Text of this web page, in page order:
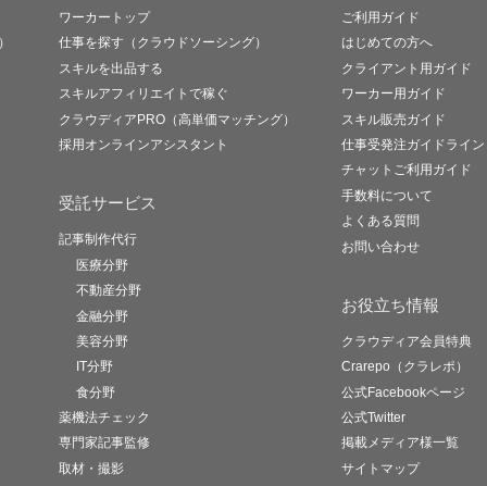
ワーカートップ
仕事を探す（クラウドソーシング）
スキルを出品する
スキルアフィリエイトで稼ぐ
クラウディアPRO（高単価マッチング）
採用オンラインアシスタント
受託サービス
記事制作代行
医療分野
不動産分野
金融分野
美容分野
IT分野
食分野
薬機法チェック
専門家記事監修
取材・撮影
ご利用ガイド
はじめての方へ
クライアント用ガイド
ワーカー用ガイド
スキル販売ガイド
仕事受発注ガイドライン
チャットご利用ガイド
手数料について
よくある質問
お問い合わせ
お役立ち情報
クラウディア会員特典
Crarepo（クラレポ）
公式Facebookページ
公式Twitter
掲載メディア様一覧
サイトマップ